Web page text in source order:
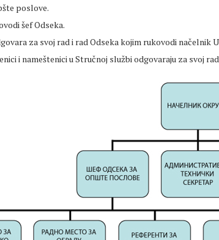
poslove.
šef Odseka.
za svoj rad i rad Odseka kojim rukovodi načelnik
i nameštenici u Stručnoj službi odgovaraju za svoj